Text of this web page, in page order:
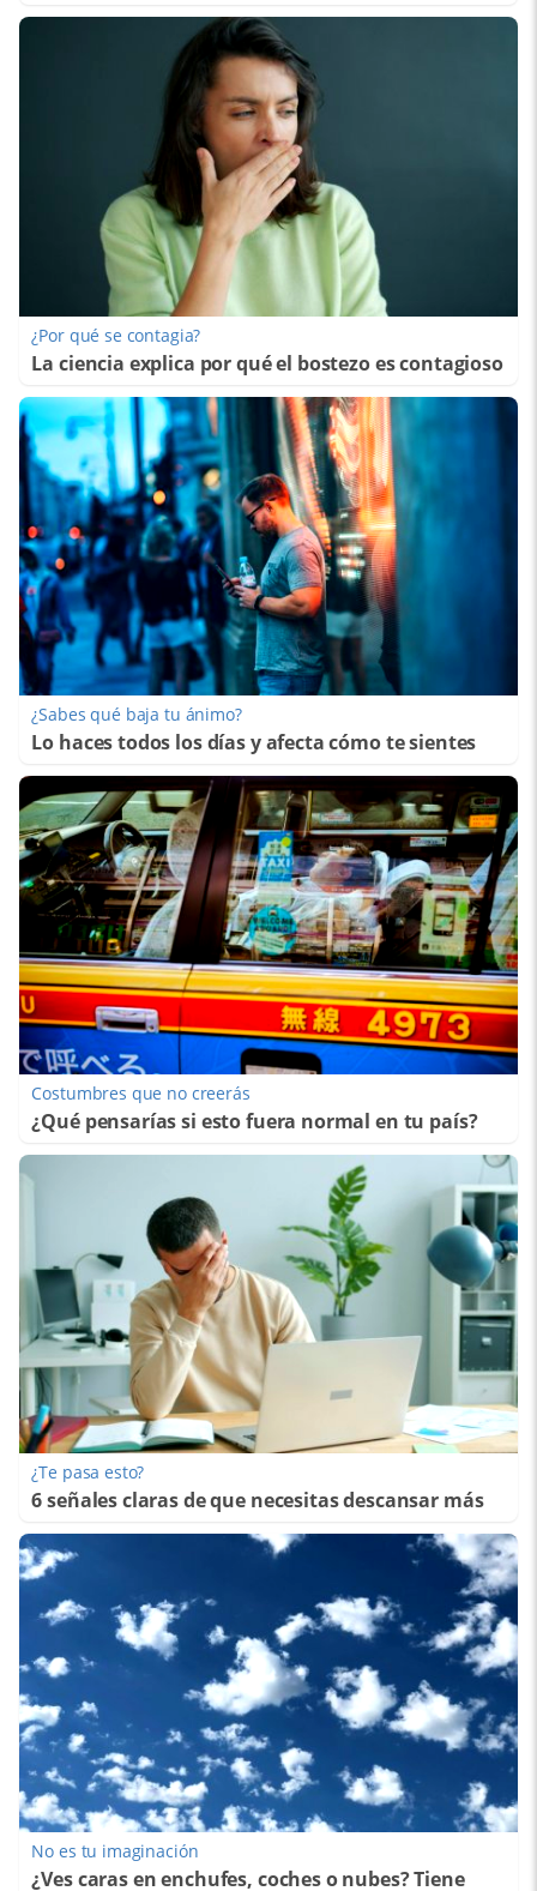
¿Por qué se contagia?
La ciencia explica por qué el bostezo es contagioso
¿Sabes qué baja tu ánimo?
Lo haces todos los días y afecta cómo te sientes
Costumbres que no creerás
¿Qué pensarías si esto fuera normal en tu país?
¿Te pasa esto?
6 señales claras de que necesitas descansar más
No es tu imaginación
¿Ves caras en enchufes, coches o nubes? Tiene